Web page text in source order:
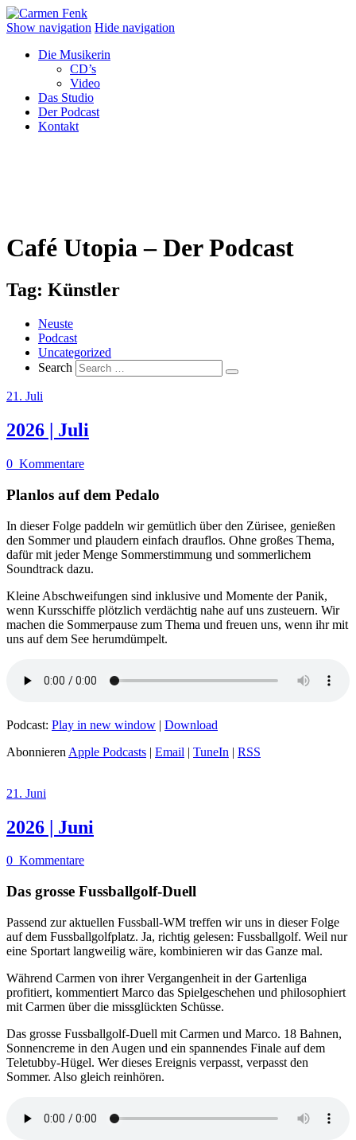
Show navigation Hide navigation
Die Musikerin
CD’s
Video
Das Studio
Der Podcast
Kontakt
Café Utopia – Der Podcast
Tag: Künstler
Neuste
Podcast
Uncategorized
Search
21. Juli
2026 | Juli
0 Kommentare
Planlos auf dem Pedalo
In dieser Folge paddeln wir gemütlich über den Zürisee, genießen
den Sommer und plaudern einfach drauflos. Ohne großes Thema,
dafür mit jeder Menge Sommerstimmung und sommerlichem
Soundtrack dazu.
Kleine Abschweifungen sind inklusive und Momente der Panik,
wenn Kursschiffe plötzlich verdächtig nahe auf uns zusteuern. Wir
machen die Sommerpause zum Thema und freuen uns, wenn ihr mit
uns auf dem See herumdümpelt.
Podcast: Play in new window | Download
Abonnieren Apple Podcasts | Email | TuneIn | RSS
21. Juni
2026 | Juni
0 Kommentare
Das grosse Fussballgolf-Duell
Passend zur aktuellen Fussball-WM treffen wir uns in dieser Folge
auf dem Fussballgolfplatz. Ja, richtig gelesen: Fussballgolf. Weil nur
eine Sportart langweilig wäre, kombinieren wir das Ganze mal.
Während Carmen von ihrer Vergangenheit in der Gartenliga
profitiert, kommentiert Marco das Spielgeschehen und philosophiert
mit Carmen über die missglückten Schüsse.
Das grosse Fussballgolf-Duell mit Carmen und Marco. 18 Bahnen,
Sonnencreme in den Augen und ein spannendes Finale auf dem
Teletubby-Hügel. Wer dieses Ereignis verpasst, verpasst den
Sommer. Also gleich reinhören.